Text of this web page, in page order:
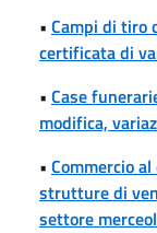
• Campi di tiro
certificata di
• Case
modifica,
• Commercio
strutture di
settore